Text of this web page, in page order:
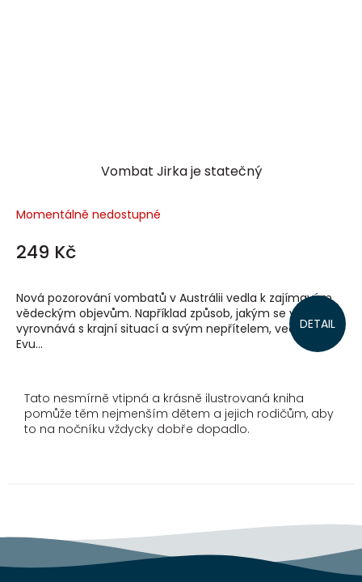
Vombat Jirka je statečný
Momentálně nedostupné
249 Kč
DETAIL
Nová pozorování vombatů v Austrálii vedla k zajímavým
vědeckým objevům. Například způsob, jakým se vombat
vyrovnává s krajní situací a svým nepřítelem, vedl autorku
Evu...
Tato nesmírně vtipná a krásně ilustrovaná kniha
pomůže těm nejmenším dětem a jejich rodičům, aby
to na nočníku vždycky dobře dopadlo.